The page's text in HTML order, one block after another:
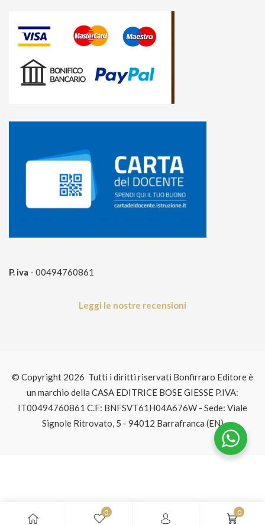
0 0
P. iva - 00494760861
Leggi le nostre recensioni
© Copyright 2026 Tutti i diritti riservati Bonfirraro Editore è
un marchio della CASA EDITRICE BOSE GIESSE P.IVA:
IT00494760861 C.F: BNFSVT61H04A676W - Sede: Viale
Signole Ritrovato, 5 - 94012 Barrafranca (EN)